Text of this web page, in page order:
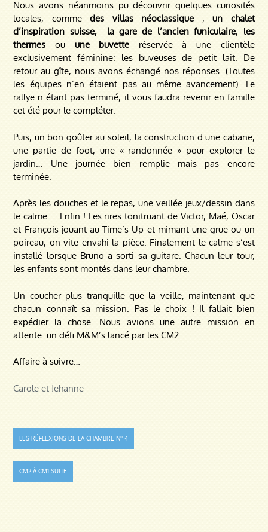
Nous avons néanmoins pu découvrir quelques curiosités
locales, commedes villas néoclassique ,un chalet
d’inspiration suisse,
la gare de l’ancien funiculaire, les
thermes ou une buvette réservée à une clientèle
exclusivement féminine: les buveuses de petit lait. De
retour au gîte, nous avons échangé nos réponses. (Toutes
les équipes n’en étaient pas au même avancement). Le
rallye n étant pas terminé, il vous faudra revenir en famille
cet été pour le compléter.
Puis, un bon goûter au soleil, la construction d une cabane,
une partie de foot, une « randonnée » pour explorer le
jardin… Une journée bien remplie mais pas encore
terminée.
Après les douches et le repas, une veillée jeux/dessin dans
le calme … Enfin ! Les rires tonitruant de Victor, Maé, Oscar
et François jouant au Time’s Up et mimant une grue ou un
poireau, on vite envahi la pièce. Finalement le calme s’est
installé lorsque Bruno a sorti sa guitare.Chacun leur tour,
les enfants sont montés dans leur chambre.
Un coucher plus tranquille que la veille, maintenant que
chacun connaît sa mission. Pas le choix ! Il fallait bien
expédier la chose. Nous avions une autre mission en
attente: un défi M&M’s lancé par les CM2.
Affaire à suivre…
Carole et Jehanne
Navigation
de
l’article
LES RÉFLEXIONS DE LA CHAMBRE N° 4
CM2 À CM1 SUITE